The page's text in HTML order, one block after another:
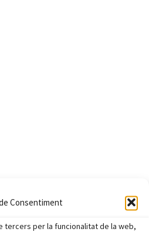
Consentiment
tercers per la funcionalitat de la web,